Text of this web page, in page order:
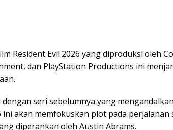
Resident Evil 2026 yang diproduksi oleh
dan PlayStation Productions ini
dengan seri sebelumnya yang
ini akan memfokuskan plot pada
diperankan oleh Austin Abrams.